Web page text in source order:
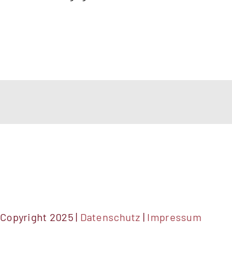
Copyright 2025 | Datenschutz | Impressum